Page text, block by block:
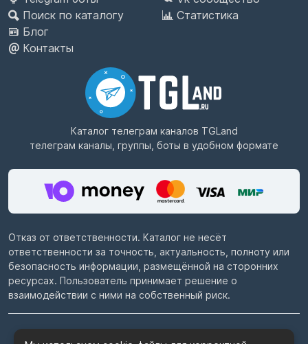
Поиск по каталогу
Блог
Контакты
Статистика
Каталог телеграм каналов TGLand
телеграм каналы, группы, боты в удобном формате
Отказ от ответственности. Каталог не несёт
ответственности за точность, актуальность, полноту или
безопасность информации, размещённой на сторонних
ресурсах. Пользователь принимает решение о
взаимодействии с ними на собственный риск.